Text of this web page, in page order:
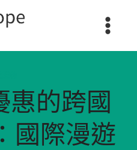
惠的跨國
國際漫遊